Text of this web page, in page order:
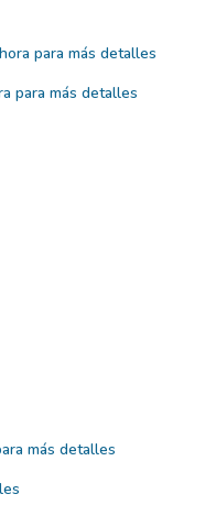
para más detalles
para más detalles
más detalles